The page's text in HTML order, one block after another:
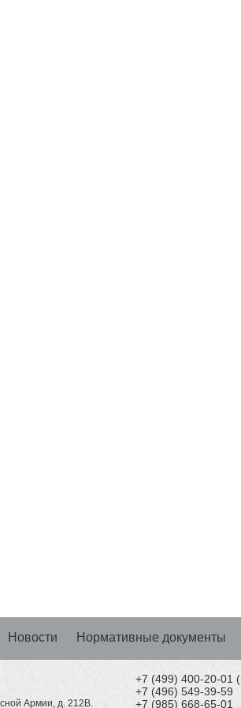
Новости Нормативные документы
Армии, д. 212В.
+7 (499) 400-20-01
+7 (496) 549-39-59
+7 (985) 668-65-01